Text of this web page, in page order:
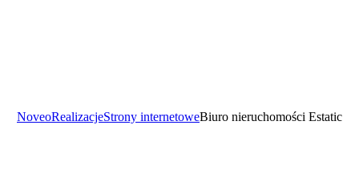
NoveoRealizacjeStrony internetoweBiuro nieruchomości Estatic